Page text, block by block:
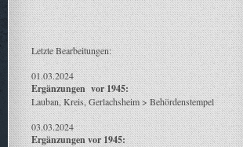
Letzte Bearbeitungen:
01.03.2024
Ergänzungen vor 1945:
Lauban, Kreis, Gerlachsheim > Behördenstempel
03.03.2024
Ergänzungen vor 1945: